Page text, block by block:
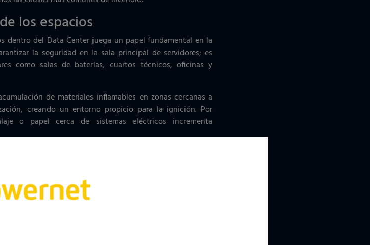
los espacios
dentro del Data Center juega un papel fundamental en la
la seguridad en la sala principal de servidores; es
como salas de baterías, cuartos técnicos, oficinas y
de materiales inflamables en zonas cercanas a
creando un entorno propicio para la ignición. Por
o papel cerca de sistemas eléctricos incrementa
adecuadamente, estos elementos pueden convertirse en